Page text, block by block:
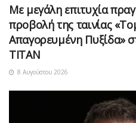
Με μεγάλη επιτυχία
προβολή της ταινίας
Απαγορευμένη Πυξίδα»
ΤΙΤΑΝ
8 Αυγούστου 2026